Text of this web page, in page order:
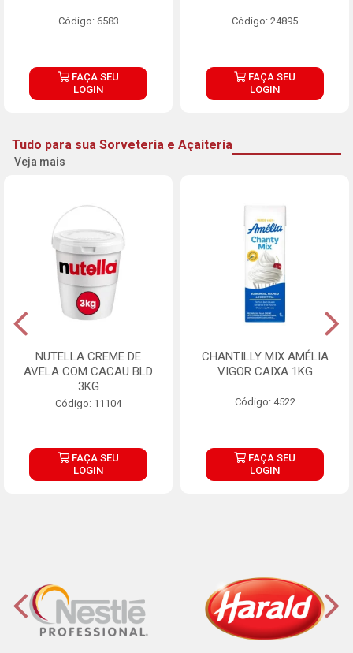
Código: 6583
FAÇA SEU
LOGIN
Código: 24895
FAÇA SEU
LOGIN
Tudo para sua Sorveteria e Açaiteria
Veja mais
NUTELLA CREME DE
AVELA COM CACAU BLD
3KG
Código: 11104
FAÇA SEU
LOGIN
CHANTILLY MIX AMÉLIA
VIGOR CAIXA 1KG
Código: 4522
FAÇA SEU
LOGIN